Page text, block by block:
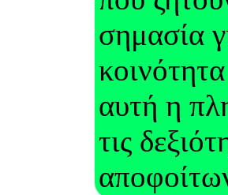
σημασία
αυτή η
τις